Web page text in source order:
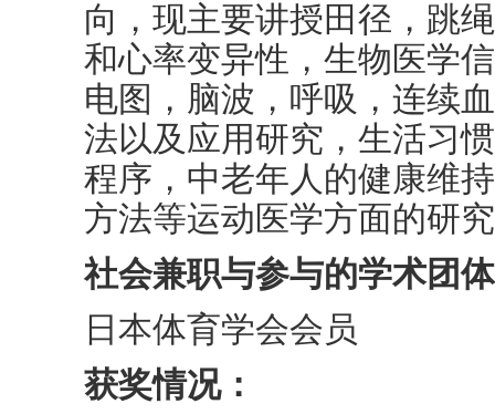
向，现主要讲授田径，跳
和心率变异性，生物医学
电图，脑波，呼吸，连续
法以及应用研究，生活习
程序，中老年人的健康维
方法等运动医学方面的研
社会兼职与参与的学术团
日本体育学会会员
获奖情况：